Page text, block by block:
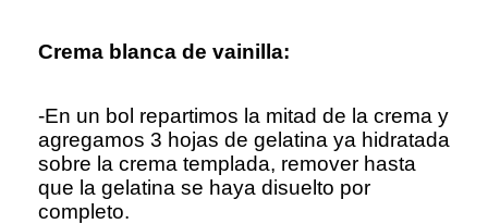
Crema blanca de vainilla:
-En un bol repartimos la mitad de la crema y
agregamos 3 hojas de gelatina ya hidratada
sobre la crema templada, remover hasta
que la gelatina se haya disuelto por
completo.